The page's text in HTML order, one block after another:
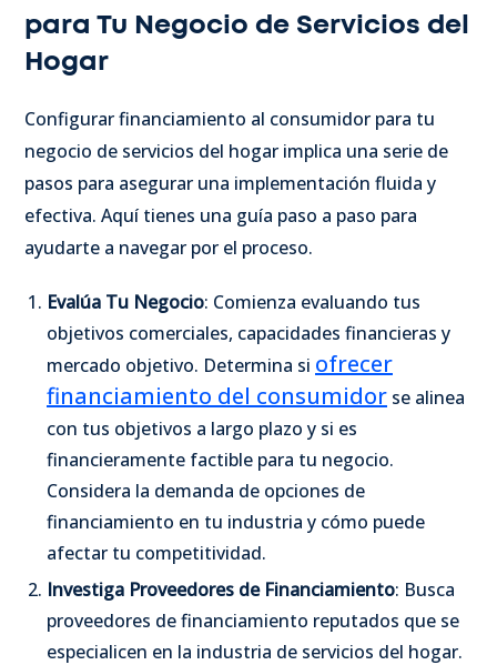
para Tu Negocio de Servicios del
Hogar
Configurar financiamiento al consumidor para tu
negocio de servicios del hogar implica una serie de
pasos para asegurar una implementación fluida y
efectiva. Aquí tienes una guía paso a paso para
ayudarte a navegar por el proceso.
Evalúa Tu Negocio: Comienza evaluando tus
objetivos comerciales, capacidades financieras y
mercado objetivo. Determina si ofrecer
financiamiento del consumidor se alinea
con tus objetivos a largo plazo y si es
financieramente factible para tu negocio.
Considera la demanda de opciones de
financiamiento en tu industria y cómo puede
afectar tu competitividad.
Investiga Proveedores de Financiamiento: Busca
proveedores de financiamiento reputados que se
especialicen en la industria de servicios del hogar.